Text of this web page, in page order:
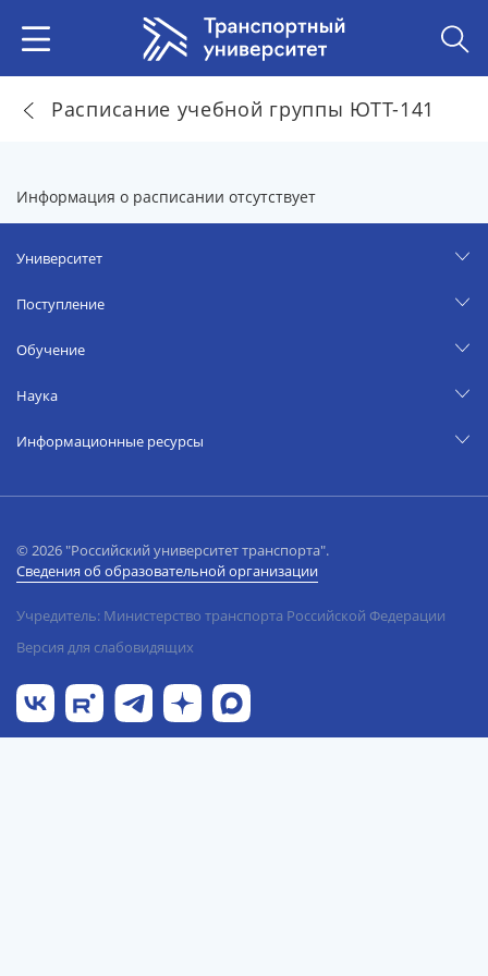
Расписание учебной группы ЮТТ-141
Информация о расписании отсутствует
Университет
Поступление
Обучение
Наука
Информационные ресурсы
© 2026 "Российский университет транспорта".
Сведения об образовательной организации
Учредитель: Министерство транспорта Российской Федерации
Версия для слабовидящих